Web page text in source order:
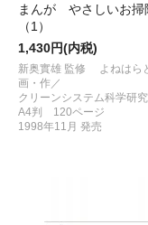
まんが やさしいお掃
（1）
1,430円(内税)
新奥實雄 監修 よねはら
画・作／
クリーンシステム科学研
A4判 120ページ
1998年11月 発売